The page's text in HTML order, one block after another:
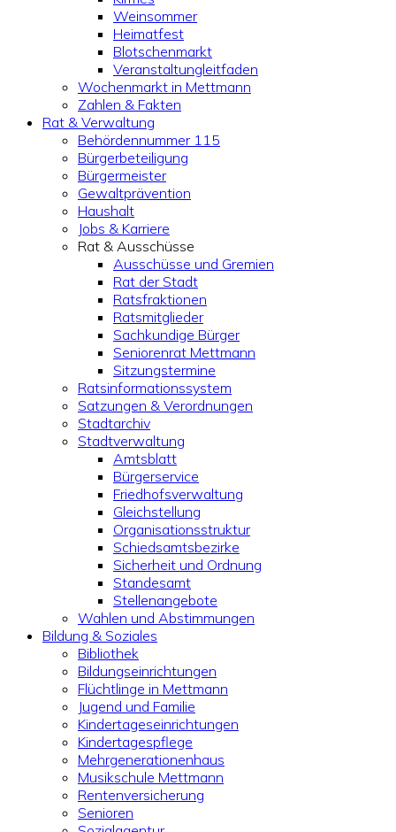
Weinsommer
Heimatfest
Blotschenmarkt
Veranstaltungleitfaden
Wochenmarkt in Mettmann
Zahlen & Fakten
Rat & Verwaltung
Behördennummer 115
Bürgerbeteiligung
Bürgermeister
Gewaltprävention
Haushalt
Jobs & Karriere
Rat & Ausschüsse
Ausschüsse und Gremien
Rat der Stadt
Ratsfraktionen
Ratsmitglieder
Sachkundige Bürger
Seniorenrat Mettmann
Sitzungstermine
Ratsinformationssystem
Satzungen & Verordnungen
Stadtarchiv
Stadtverwaltung
Amtsblatt
Bürgerservice
Friedhofsverwaltung
Gleichstellung
Organisationsstruktur
Schiedsamtsbezirke
Sicherheit und Ordnung
Standesamt
Stellenangebote
Wahlen und Abstimmungen
Bildung & Soziales
Bibliothek
Bildungseinrichtungen
Flüchtlinge in Mettmann
Jugend und Familie
Kindertageseinrichtungen
Kindertagespflege
Mehrgenerationenhaus
Musikschule Mettmann
Rentenversicherung
Senioren